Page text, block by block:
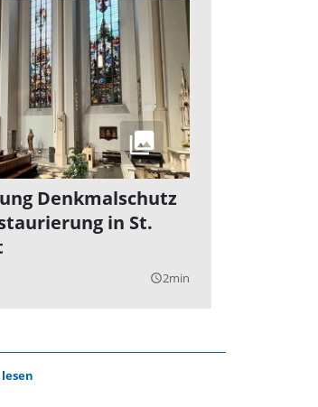
Denkmalschutz
in St.
query_builder2min